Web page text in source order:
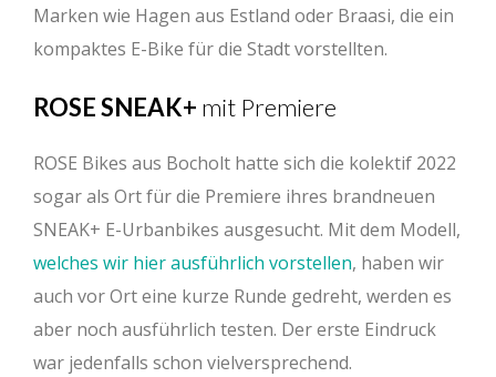
Marken wie Hagen aus Estland oder Braasi, die ein
kompaktes E-Bike für die Stadt vorstellten.
ROSE SNEAK+ mit Premiere
ROSE Bikes aus Bocholt hatte sich die kolektif 2022
sogar als Ort für die Premiere ihres brandneuen
SNEAK+ E-Urbanbikes ausgesucht. Mit dem Modell,
welches wir hier ausführlich vorstellen, haben wir
auch vor Ort eine kurze Runde gedreht, werden es
aber noch ausführlich testen. Der erste Eindruck
war jedenfalls schon vielversprechend.